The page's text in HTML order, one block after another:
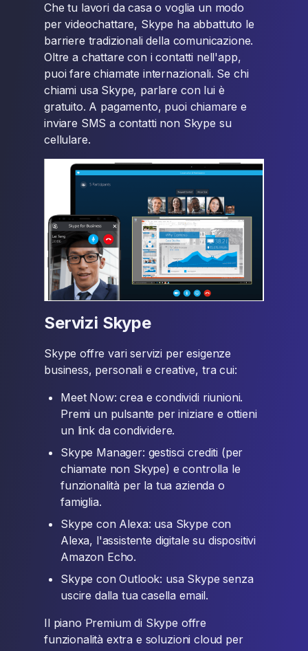
Che tu lavori da casa o voglia un modo
per videochattare, Skype ha abbattuto le
barriere tradizionali della comunicazione.
Oltre a chattare con i contatti nell'app,
puoi fare chiamate internazionali. Se chi
chiami usa Skype, parlare con lui è
gratuito. A pagamento, puoi chiamare e
inviare SMS a contatti non Skype su
cellulare.
Servizi Skype
Skype offre vari servizi per esigenze
business, personali e creative, tra cui:
Meet Now: crea e condividi riunioni.
Premi un pulsante per iniziare e ottieni
un link da condividere.
Skype Manager: gestisci crediti (per
chiamate non Skype) e controlla le
funzionalità per la tua azienda o
famiglia.
Skype con Alexa: usa Skype con
Alexa, l'assistente digitale su dispositivi
Amazon Echo.
Skype con Outlook: usa Skype senza
uscire dalla tua casella email.
Il piano Premium di Skype offre
funzionalità extra e soluzioni cloud per